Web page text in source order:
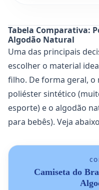
Tabela Comparativa:
Algodão Natural
Uma das principais
escolher o material
filho. De forma geral, o
poliéster sintético
esporte) e o algodão
para bebês). Veja
Camiseta do